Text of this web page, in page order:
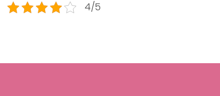
4/5